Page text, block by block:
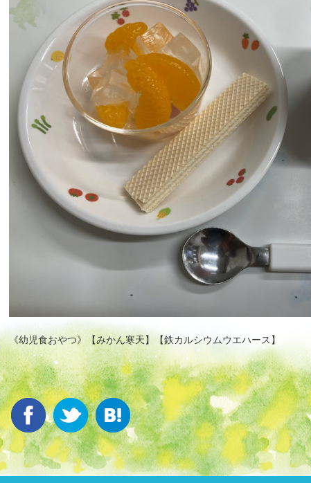
《幼児食おやつ》【みかん寒天】【鉄カルシウムウエハース】